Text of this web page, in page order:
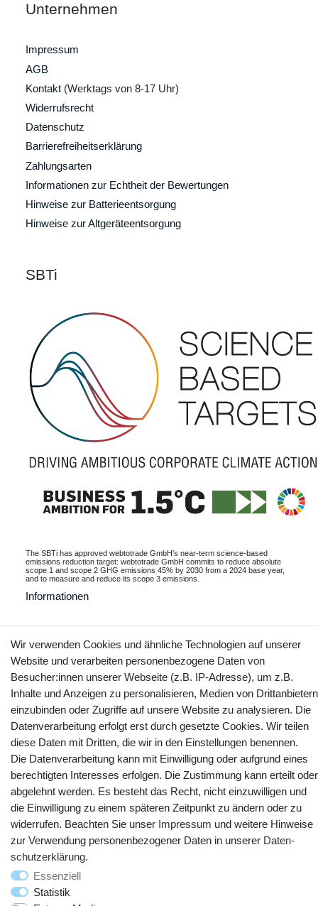
Unternehmen
Impressum
AGB
Kontakt (Werktags von 8-17 Uhr)
Widerrufsrecht
Datenschutz
Barrierefreiheitserklärung
Zahlungsarten
Informationen zur Echtheit der Bewertungen
Hinweise zur Batterieentsorgung
Hinweise zur Altgeräteentsorgung
SBTi
The SBTi has approved webtotrade GmbH’s near-term science-based
emissions reduction target: webtotrade GmbH commits to reduce absolute
scope 1 and scope 2 GHG emissions 45% by 2030 from a 2024 base year,
and to measure and reduce its scope 3 emissions.
Informationen
Vertrag widerrufen Kontakt
YouTube
© Copyright 2025 webtotrade GmbH. Alle Rechte vorbehalten.
Wir verwenden Cookies und ähnliche Technologien auf unserer
Website und verarbeiten personenbezogene Daten von
Besucher:innen unserer Webseite (z.B. IP-Adresse), um z.B.
Inhalte und Anzeigen zu personalisieren, Medien von Drittanbietern
einzubinden oder Zugriffe auf unsere Website zu analysieren. Die
Datenverarbeitung erfolgt erst durch gesetzte Cookies. Wir teilen
diese Daten mit Dritten, die wir in den Einstellungen benennen.
Die Datenverarbeitung kann mit Einwilligung oder aufgrund eines
berechtigten Interesses erfolgen. Die Zustimmung kann erteilt oder
abgelehnt werden. Es besteht das Recht, nicht einzuwilligen und
die Einwilligung zu einem späteren Zeitpunkt zu ändern oder zu
widerrufen. Beachten Sie unser Impressum und weitere Hinweise
zur Verwendung personenbezogener Daten in unserer Daten­
schutz­erklärung.
Essenziell
Statistik